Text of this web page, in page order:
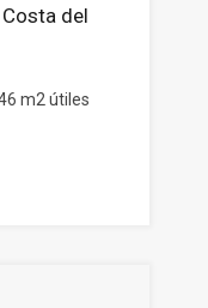
del
m2 útiles